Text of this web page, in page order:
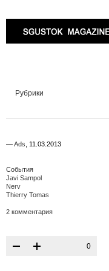
Рубрики
—Ads 11.03.2013
События
Javi Sampol
Nerv
Thierry Tomas
2 комментария
0